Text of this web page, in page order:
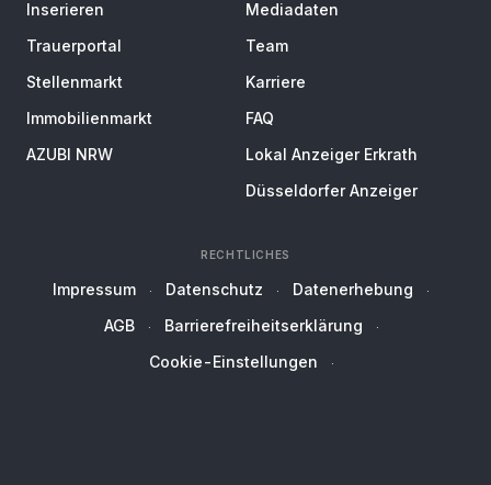
Inserieren
Trauerportal
Stellenmarkt
Immobilienmarkt
AZUBI NRW
Mediadaten
Team
Karriere
FAQ
Lokal Anzeiger Erkrath
Düsseldorfer Anzeiger
RECHTLICHES
Impressum Datenschutz
Datenerhebung
AGB
Barrierefreiheitserklärung
Cookie-Einstellungen